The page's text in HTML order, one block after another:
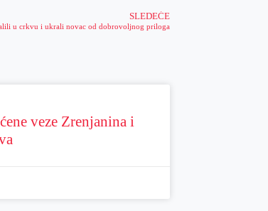
SLEDEĆE
u crkvu i ukrali novac od dobrovoljnog priloga
veze Zrenjanina i